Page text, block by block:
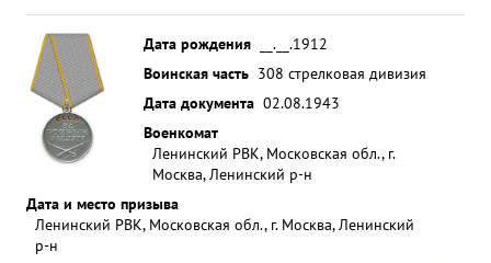
Дата рождения
__.__.1912
Воинская часть 308 стрелковая дивизия
Дата документа 02.08.1943
Военкомат
Ленинский РВК, Московская обл., г.
Москва, Ленинский р-н
Дата и место призыва
Ленинский РВК, Московская обл., г. Москва, Ленинский
р-н